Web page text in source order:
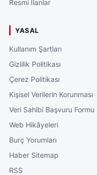
Resmi İlanlar
YASAL
Kullanım Şartları
Gizlilik Politikası
Çerez Politikası
Kişisel Verilerin Korunması
Veri Sahibi Başvuru Formu
Web Hikâyeleri
Burç Yorumları
Haber Sitemap
RSS